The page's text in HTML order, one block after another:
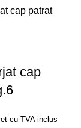
cap
cu TVA inclus